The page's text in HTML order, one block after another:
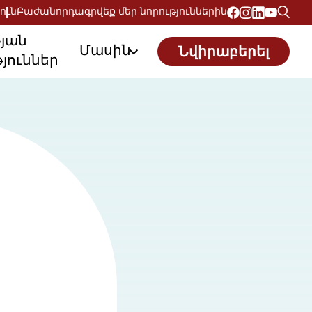
Բաժանորդագրվեք մեր նորություններին
Մասին Նվիրաբերել